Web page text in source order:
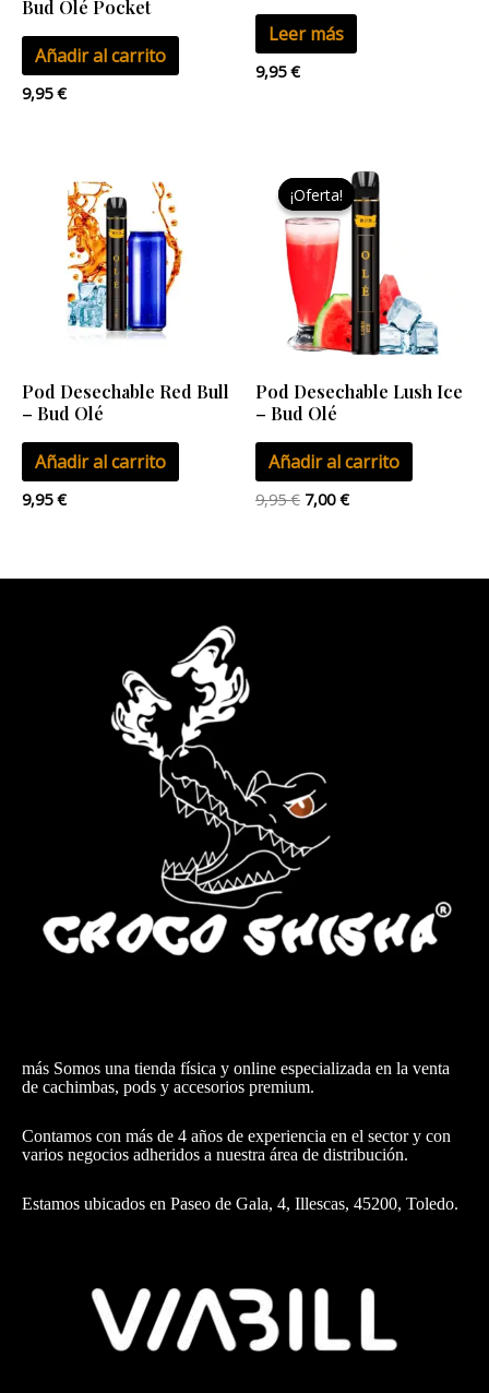
Bud Olé Pocket
Añadir al carrito
9,95€
Leer más
9,95€
Pod Desechable Red Bull
– Bud Olé
Añadir al carrito
9,95€
¡Oferta!
¡Oferta!
Pod Desechable Lush Ice
– Bud Olé
Añadir al carrito
9,95€
precio
original
era:
9,95 €.
7,00€
precio
actual
es:
7,00 €.
más Somos una tienda física y online especializada en la venta
de cachimbas, pods y accesorios premium.
Contamos con más de 4 años de experiencia en el sector y con
varios negocios adheridos a nuestra área de distribución.
Estamos ubicados en Paseo de Gala, 4, Illescas, 45200, Toledo.